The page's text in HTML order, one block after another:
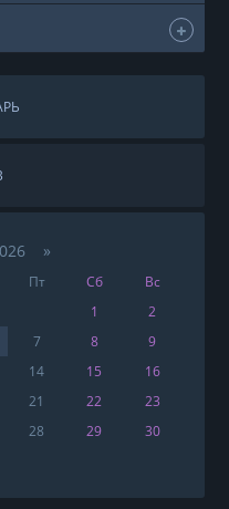
»
Пт Сб
Вс
1
2
7 8
9
14 15
16
21 22
23
28 29
30